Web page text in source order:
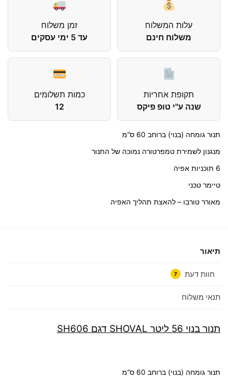
עלות המשלוח
משלוח חינם
זמן משלוח
עד 5 ימי עסקים
תקופת אחריות
שנה ע"י טופ פיקס
כמות תשלומים
12
תנור גומחה (בנוי) ברוחב 60 ס“מ
מנגנון לשמירת טמפרטורה נמוכה של התנור
6 תוכניות אפיה
טיימר טכני
מאורר טורבו – להאצת תהליך האפיה
תיאור
חוות דעת 7
תנאי משלוח
תנור בנוי 56 ליטר SHOVAL דגם SH606
תנור גומחה (בנוי) ברוחב 60 ס“מ